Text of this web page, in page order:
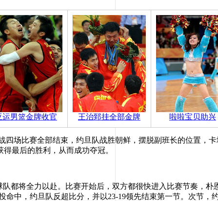
运男篮金牌收官 王治郅挂全部金牌 啦啦宝贝助兴
场比赛全部结束，约旦队战胜朝鲜，摆脱副班长的位置，
最后的胜利，从而成功夺冠。
将全力以赴。比赛开始后，双方都很快进入比赛节奏，朴
中，约旦队反超比分，并以23-19领先结束第一节。次节